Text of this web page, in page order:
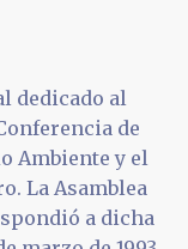
dedicado al
de
Ambiente y el
La Asamblea
a dicha